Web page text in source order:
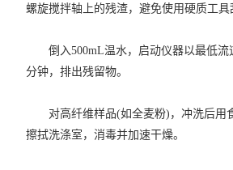
螺旋搅拌轴上的残渣，避免使用硬质工具
倒入500mL温水，启动仪器以最低流
分钟，排出残留物。
对高纤维样品(如全麦粉)，冲洗后用
擦拭洗涤室，消毒并加速干燥。